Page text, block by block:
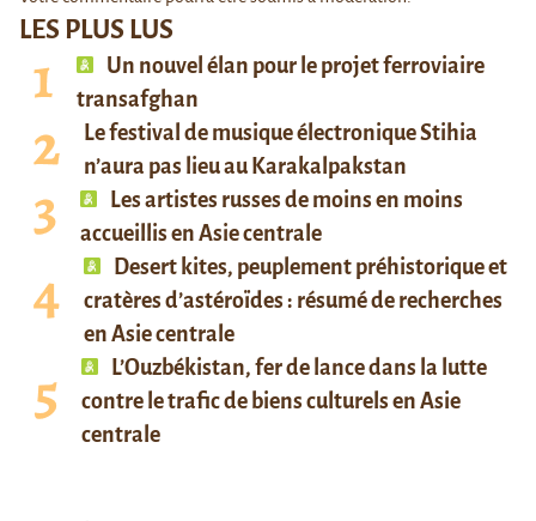
LES PLUS LUS
Un nouvel élan pour le projet ferroviaire
transafghan
Le festival de musique électronique Stihia
n’aura pas lieu au Karakalpakstan
Les artistes russes de moins en moins
accueillis en Asie centrale
Desert kites, peuplement préhistorique et
cratères d’astéroïdes : résumé de recherches
en Asie centrale
L’Ouzbékistan, fer de lance dans la lutte
contre le trafic de biens culturels en Asie
centrale